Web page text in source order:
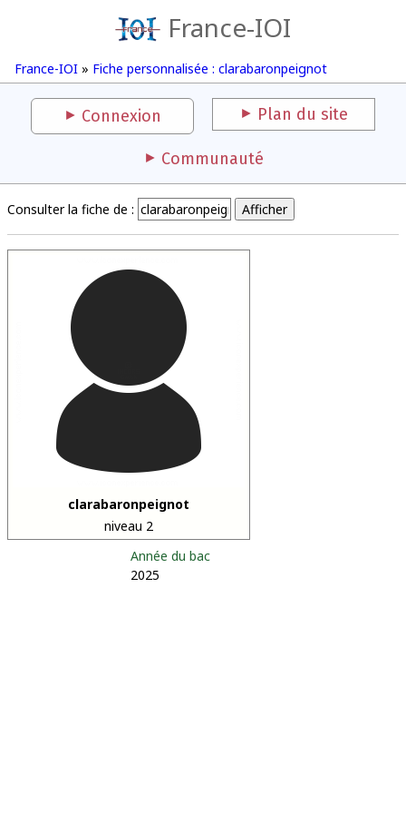
France-IOI
France-IOI » Fiche personnalisée : clarabaronpeignot
Connexion Plan du site
Communauté
Consulter la fiche de :
clarabaronpeignot
niveau 2
Année du bac
2025